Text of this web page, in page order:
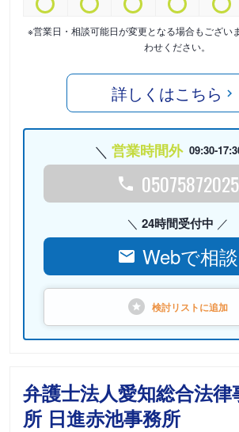
※営業日・相談可能日が変更となる場合もござい
わせください。
詳しくはこちら
営業時間外 09:30-
05075872025
24時間受付中
Webで相談
検討リストに追加
弁護士法人愛知総合法律
所 日進赤池事務所